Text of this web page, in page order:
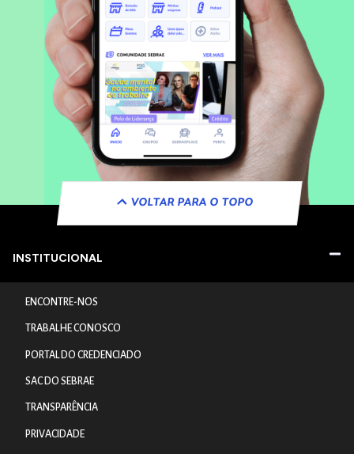
VOLTAR PARA O TOPO
INSTITUCIONAL
ENCONTRE-NOS
TRABALHE CONOSCO
PORTAL DO CREDENCIADO
SAC DO SEBRAE
TRANSPARÊNCIA
PRIVACIDADE